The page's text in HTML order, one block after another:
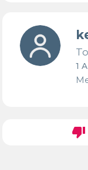
1
thumb_down